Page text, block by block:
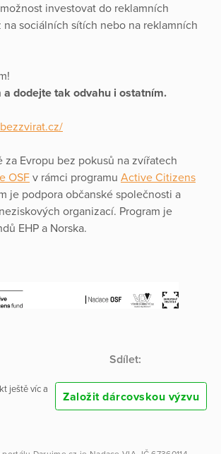
investovat do reklamních
na sociálních sítích nebo na reklamních
dodejte tak odvahu i ostatním.
za Evropu bez pokusů na zvířatech
OSF v rámci programu Active Citizens
je podpora občanské společnosti a
organizací. Program je
EHP a Norska.
Sdílet:
ještě víc a
Založit dárcovskou výzvu